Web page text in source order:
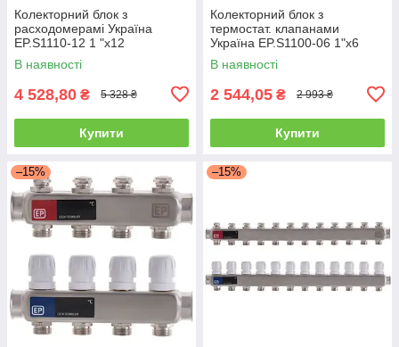
Колекторний блок з
расxодомерамі Україна
EP.S1110-12 1 "x12
В наявності
4 528,80 ₴ 5 328 ₴
Купити
Колекторний блок з
термостат. клапанами
Україна EP.S1100-06 1"x6
В наявності
2 544,05 ₴ 2 993 ₴
Купити
–15% –15%